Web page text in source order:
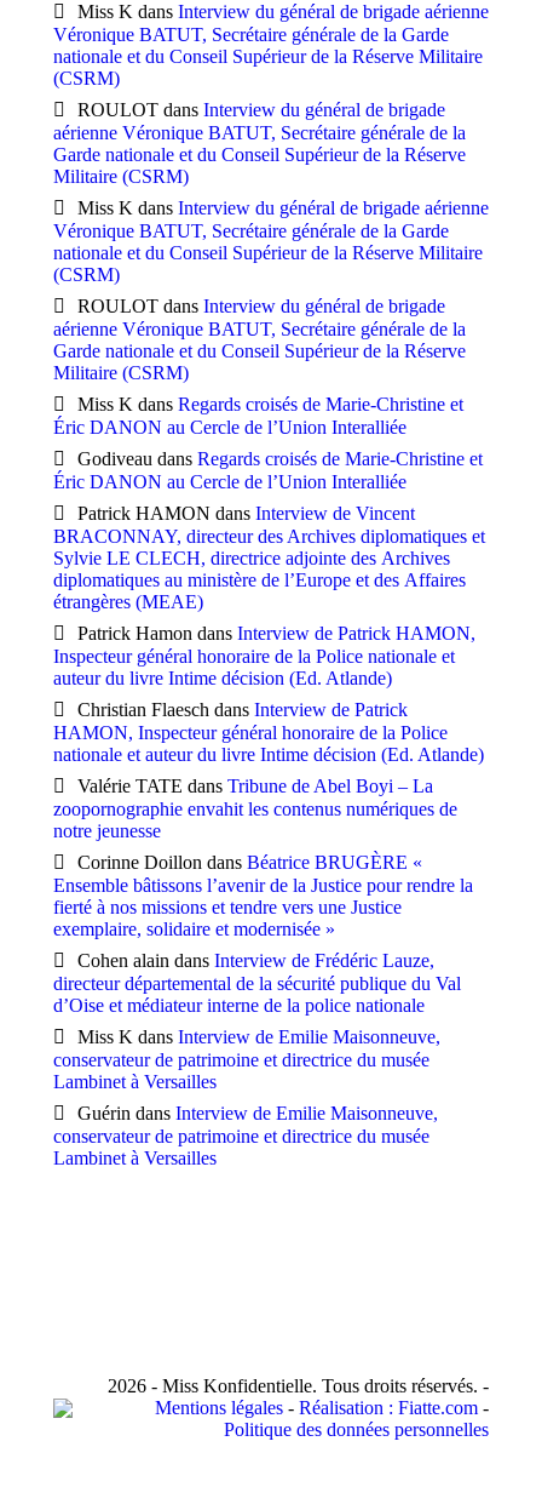
Miss K dans Interview du général de brigade aérienne
Véronique BATUT, Secrétaire générale de la Garde
nationale et du Conseil Supérieur de la Réserve Militaire
(CSRM)
ROULOT dans Interview du général de brigade
aérienne Véronique BATUT, Secrétaire générale de la
Garde nationale et du Conseil Supérieur de la Réserve
Militaire (CSRM)
Miss K dans Interview du général de brigade aérienne
Véronique BATUT, Secrétaire générale de la Garde
nationale et du Conseil Supérieur de la Réserve Militaire
(CSRM)
ROULOT dans Interview du général de brigade
aérienne Véronique BATUT, Secrétaire générale de la
Garde nationale et du Conseil Supérieur de la Réserve
Militaire (CSRM)
Miss K dans Regards croisés de Marie-Christine et
Éric DANON au Cercle de l’Union Interalliée
Godiveau dans Regards croisés de Marie-Christine et
Éric DANON au Cercle de l’Union Interalliée
Patrick HAMON dans Interview de Vincent
BRACONNAY, directeur des Archives diplomatiques et
Sylvie LE CLECH, directrice adjointe des Archives
diplomatiques au ministère de l’Europe et des Affaires
étrangères (MEAE)
Patrick Hamon dans Interview de Patrick HAMON,
Inspecteur général honoraire de la Police nationale et
auteur du livre Intime décision (Ed. Atlande)
Christian Flaesch dans Interview de Patrick
HAMON, Inspecteur général honoraire de la Police
nationale et auteur du livre Intime décision (Ed. Atlande)
Valérie TATE dans Tribune de Abel Boyi – La
zoopornographie envahit les contenus numériques de
notre jeunesse
Corinne Doillon dans Béatrice BRUGÈRE «
Ensemble bâtissons l’avenir de la Justice pour rendre la
fierté à nos missions et tendre vers une Justice
exemplaire, solidaire et modernisée »
Cohen alain dans Interview de Frédéric Lauze,
directeur départemental de la sécurité publique du Val
d’Oise et médiateur interne de la police nationale
Miss K dans Interview de Emilie Maisonneuve,
conservateur de patrimoine et directrice du musée
Lambinet à Versailles
Guérin dans Interview de Emilie Maisonneuve,
conservateur de patrimoine et directrice du musée
Lambinet à Versailles
2026 - Miss Konfidentielle. Tous droits réservés. -
Mentions légales - Réalisation : Fiatte.com -
Politique des données personnelles